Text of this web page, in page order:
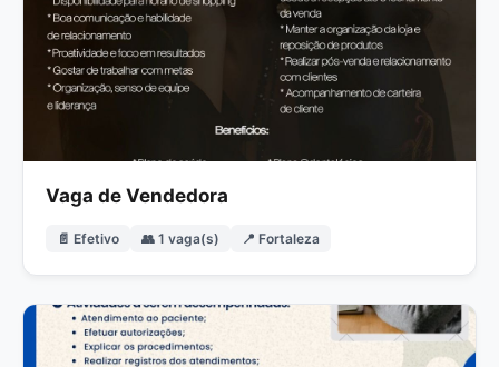
Vaga de Vendedora
📄 Efetivo 👥 1 vaga(s) 📍 Fortaleza